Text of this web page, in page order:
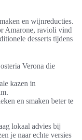
en wijnreducties.
Amarone, ravioli vind
desserts tijdens
Verona die
kazen in
en smaken beter te
lokaal advies bij
je naar echte versies